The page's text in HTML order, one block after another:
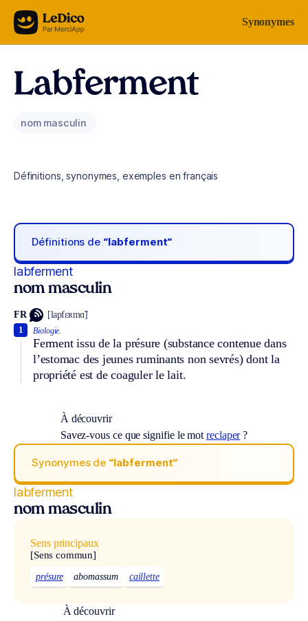
Aller au contenu Synonymes
Labferment
nom masculin
Définitions, synonymes, exemples en français
Définitions de “labferment“
labferment
nom masculin
FR [lapfɛʀmɑ̃]
Biologie.
Ferment issu de la présure (substance contenue dans
l’estomac des jeunes ruminants non sevrés) dont la
propriété est de coaguler le lait.
1
À découvrir
Savez-vous ce que signifie le motreclaper?
Synonymes de “labferment“
labferment
nom masculin
Sens principaux
[Sens commun]
présure abomassum caillette
À découvrir